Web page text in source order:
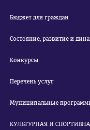
Бюджет для граждан
Состояние, развитие и
Конкурсы
Перечень услуг
Муниципальные
КУЛЬТУРНАЯ И